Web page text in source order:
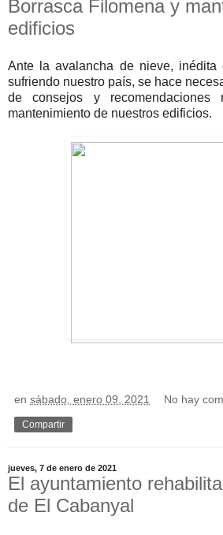
Borrasca Filomena y
edificios
Ante la avalancha de nieve, inédita
sufriendo nuestro país, se hace
de consejos y recomendaciones
mantenimiento de nuestros edificios.
en sábado, enero 09, 2021 No hay
Compartir
jueves, 7 de enero de 2021
El ayuntamiento
de El Cabanyal